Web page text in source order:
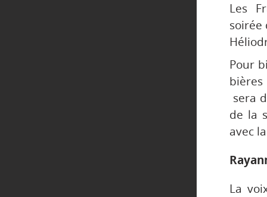
Les
soirée
Pour
sera
de la
avec
La